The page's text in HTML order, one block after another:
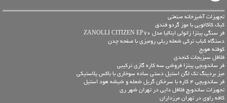
تجهیزات آشپزخانه صنعتی
کیک کاکائویی با موز گردو فندق
فر سنگی پیتزا زانولی ایتالیا مدل ZANOLLI CITIZEN EP70
دستگاه کباب ترکی شعله ریلی رومیزی با صفحه چدن
کوفته هویج
فلافل سبزیجات کنجدی
فر ساندویچی پیتزا فروشی سه کاره گازی ترکیبی
میز بردینگ تک لگن استیل دستی ساده سوخاری با باکس پلاستیکی
فر ساندویچی 4 کاره با سرخکن گریل شعله و شیشه هود استیل
تجهیزات ساندویچ فلافل دایی در تهران شهر ری
کافه راوی در تهران مرزداران